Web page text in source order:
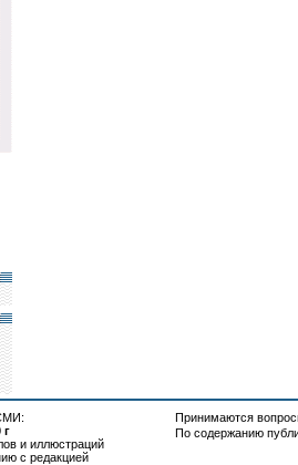
г
и иллюстраций
с редакцией
Принимаются
По содержанию